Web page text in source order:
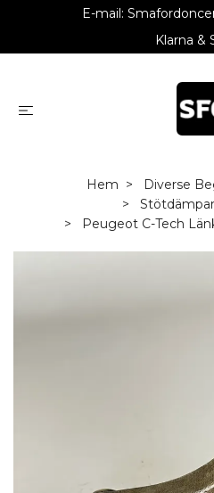
E-mail:
Klarna &
Hem
Diverse
Peugeot C-Tech